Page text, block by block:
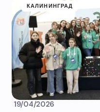
КАЛИНИНГРАД
19/04/2026